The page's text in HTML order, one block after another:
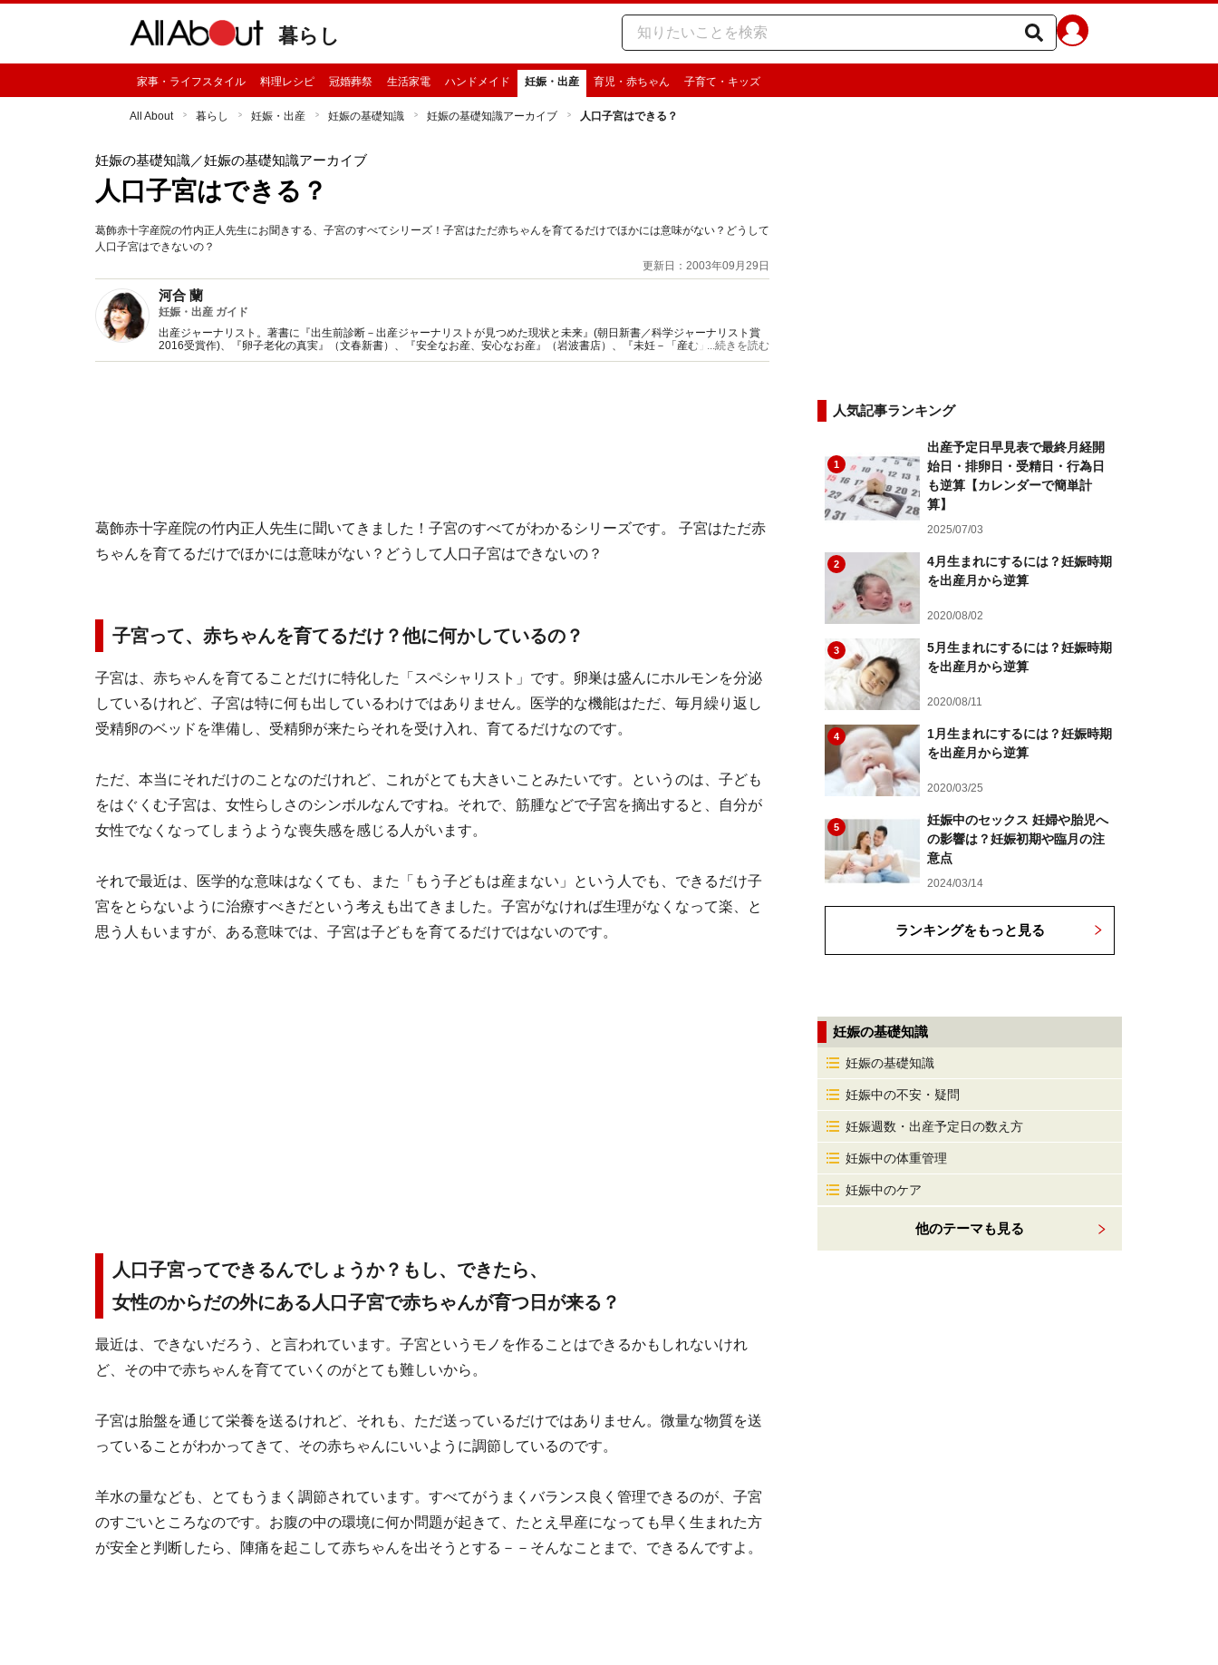
暮らし
家事・ライフスタイル 料理レシピ 冠婚葬祭 生活家電 ハンドメイド 妊娠・出産 育児・赤ちゃん 子育て・キッズ
All About 暮らし 妊娠・出産 妊娠の基礎知識 妊娠の基礎知識アーカイブ 人口子宮はできる？
妊娠の基礎知識／妊娠の基礎知識アーカイブ
人口子宮はできる？
葛飾赤十字産院の竹内正人先生にお聞きする、子宮のすべてシリーズ！子宮はただ赤ちゃんを育てるだけでほかには意味がない？どうして
人口子宮はできないの？
更新日：2003年09月29日
河合 蘭
妊娠・出産 ガイド
出産ジャーナリスト。著書に『出生前診断－出産ジャーナリストが見つめた現状と未来』(朝日新書／科学ジャーナリスト賞
2016受賞作)、『卵子老化の真実』（文春新書）、『安全なお産、安心なお産』（岩波書店）、『未妊－「産む」と決められ
ない』 （NHK出版）など。
...続きを読む
葛飾赤十字産院の竹内正人先生に聞いてきました！子宮のすべてがわかるシリーズです。 子宮はただ赤
ちゃんを育てるだけでほかには意味がない？どうして人口子宮はできないの？
子宮って、赤ちゃんを育てるだけ？他に何かしているの？
子宮は、赤ちゃんを育てることだけに特化した「スペシャリスト」です。卵巣は盛んにホルモンを分泌
しているけれど、子宮は特に何も出しているわけではありません。医学的な機能はただ、毎月繰り返し
受精卵のベッドを準備し、受精卵が来たらそれを受け入れ、育てるだけなのです。
ただ、本当にそれだけのことなのだけれど、これがとても大きいことみたいです。というのは、子ども
をはぐくむ子宮は、女性らしさのシンボルなんですね。それで、筋腫などで子宮を摘出すると、自分が
女性でなくなってしまうような喪失感を感じる人がいます。
それで最近は、医学的な意味はなくても、また「もう子どもは産まない」という人でも、できるだけ子
宮をとらないように治療すべきだという考えも出てきました。子宮がなければ生理がなくなって楽、と
思う人もいますが、ある意味では、子宮は子どもを育てるだけではないのです。
人口子宮ってできるんでしょうか？もし、できたら、
女性のからだの外にある人口子宮で赤ちゃんが育つ日が来る？
最近は、できないだろう、と言われています。子宮というモノを作ることはできるかもしれないけれ
ど、その中で赤ちゃんを育てていくのがとても難しいから。
子宮は胎盤を通じて栄養を送るけれど、それも、ただ送っているだけではありません。微量な物質を送
っていることがわかってきて、その赤ちゃんにいいように調節しているのです。
羊水の量なども、とてもうまく調節されています。すべてがうまくバランス良く管理できるのが、子宮
のすごいところなのです。お腹の中の環境に何か問題が起きて、たとえ早産になっても早く生まれた方
が安全と判断したら、陣痛を起こして赤ちゃんを出そうとする－－そんなことまで、できるんですよ。
人気記事ランキング
1
出産予定日早見表で最終月経開
始日・排卵日・受精日・行為日
も逆算【カレンダーで簡単計
算】
2025/07/03
2
4月生まれにするには？妊娠時期
を出産月から逆算
2020/08/02
3
5月生まれにするには？妊娠時期
を出産月から逆算
2020/08/11
4
1月生まれにするには？妊娠時期
を出産月から逆算
2020/03/25
5
妊娠中のセックス 妊婦や胎児へ
の影響は？妊娠初期や臨月の注
意点
2024/03/14
ランキングをもっと見る
妊娠の基礎知識
妊娠の基礎知識
妊娠中の不安・疑問
妊娠週数・出産予定日の数え方
妊娠中の体重管理
妊娠中のケア
他のテーマも見る